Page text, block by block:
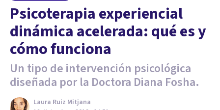
Psicoterapia experiencial
dinámica acelerada: qué es y
cómo funciona
Un tipo de intervención psicológica
diseñada por la Doctora Diana Fosha.
Laura Ruiz Mitjana